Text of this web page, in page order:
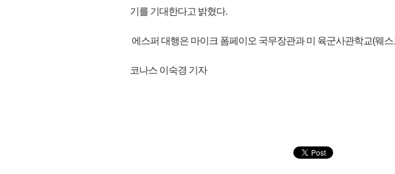
기를 기대한다고 밝혔다.
에스퍼 대행은 마이크 폼페이오 국무장관과 미 육군사관학교(웨
코나스 이숙경 기자